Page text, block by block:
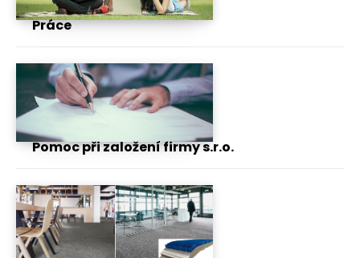
Práce
Pomoc při založení firmy s.r.o.